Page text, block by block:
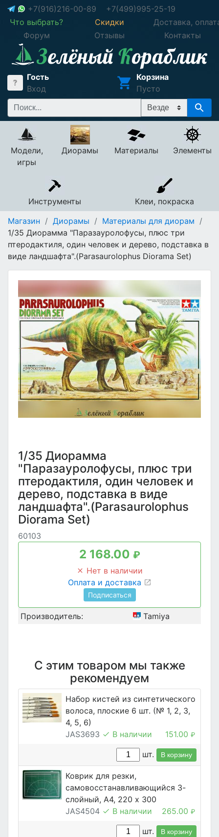
+7(916)216-00-89
+7(499)995-25-19
Что выбрать?
Скидки
Доставка,
Форум
Отзывы Контакты
Гость
Вход
Корзина
Пусто
Модели,
игры
Диорамы Материалы Элементы
Инструменты
Клеи, покраска
Магазин / Диорамы / Материалы для диорам /
1/35 Диорамма "Паразауролофусы, плюс три
птеродактиля, один человек и дерево, подставка в
виде ландшафта".(Parasaurolophus Diorama Set)
1/35 Диорамма
"Паразауролофусы, плюс три
птеродактиля, один человек и
дерево, подставка в виде
ландшафта".(Parasaurolophus
Diorama Set)
60103
2 168.00 ₽
Нет в наличии
Оплата и доставка
Подписаться
Производитель: Tamiya
С этим товаром мы также
рекомендуем
Набор кистей из синтетического
волоса, плоские 6 шт. (№ 1, 2, 3,
4, 5, 6)
JAS3693
В наличии 151.00 ₽
шт. В корзину
Коврик для резки,
самовосстанавливающийся 3-
слойный, А4, 220 х 300
JAS4504
В наличии 265.00 ₽
шт. В корзину